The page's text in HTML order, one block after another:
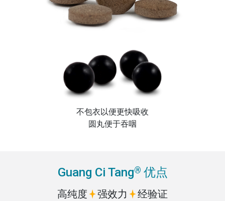
不包衣以便更快吸收
圆丸便于吞咽
Guang Ci Tang® 优点
高纯度 强效力 经验证